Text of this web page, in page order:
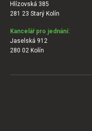
Hlízovská 385
281 23 Starý Kolín
Kancelář pro jednání:
Jaselská 912
280 02 Kolín